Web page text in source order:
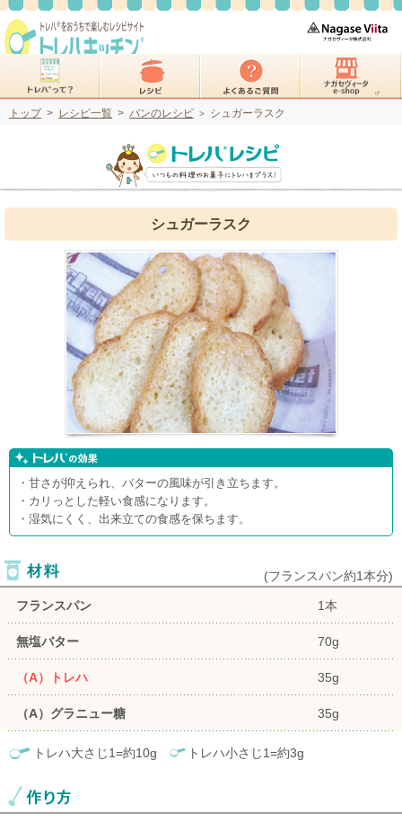
トップ> レシピ一覧 > パンのレシピ > シュガーラスク
シュガーラスク
・甘さが抑えられ、バターの風味が引き立ちます。
・カリっとした軽い食感になります。
・湿気にくく、出来立ての食感を保ちます。
(フランスパン約1本分)
フランスパン 1本
無塩バター 70g
（A）トレハ 35g
（A）グラニュー糖 35g
トレハ大さじ1=約10g トレハ小さじ1=約3g